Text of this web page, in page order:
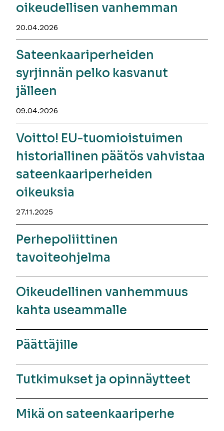
oikeudellisen vanhemman
20.04.2026
Sateenkaariperheiden
syrjinnän pelko kasvanut
jälleen
09.04.2026
Voitto! EU-tuomioistuimen
historiallinen päätös vahvistaa
sateenkaariperheiden
oikeuksia
27.11.2025
Perhepoliittinen
tavoiteohjelma
Oikeudellinen vanhemmuus
kahta useammalle
Päättäjille
Tutkimukset ja opinnäytteet
Mikä on sateenkaariperhe